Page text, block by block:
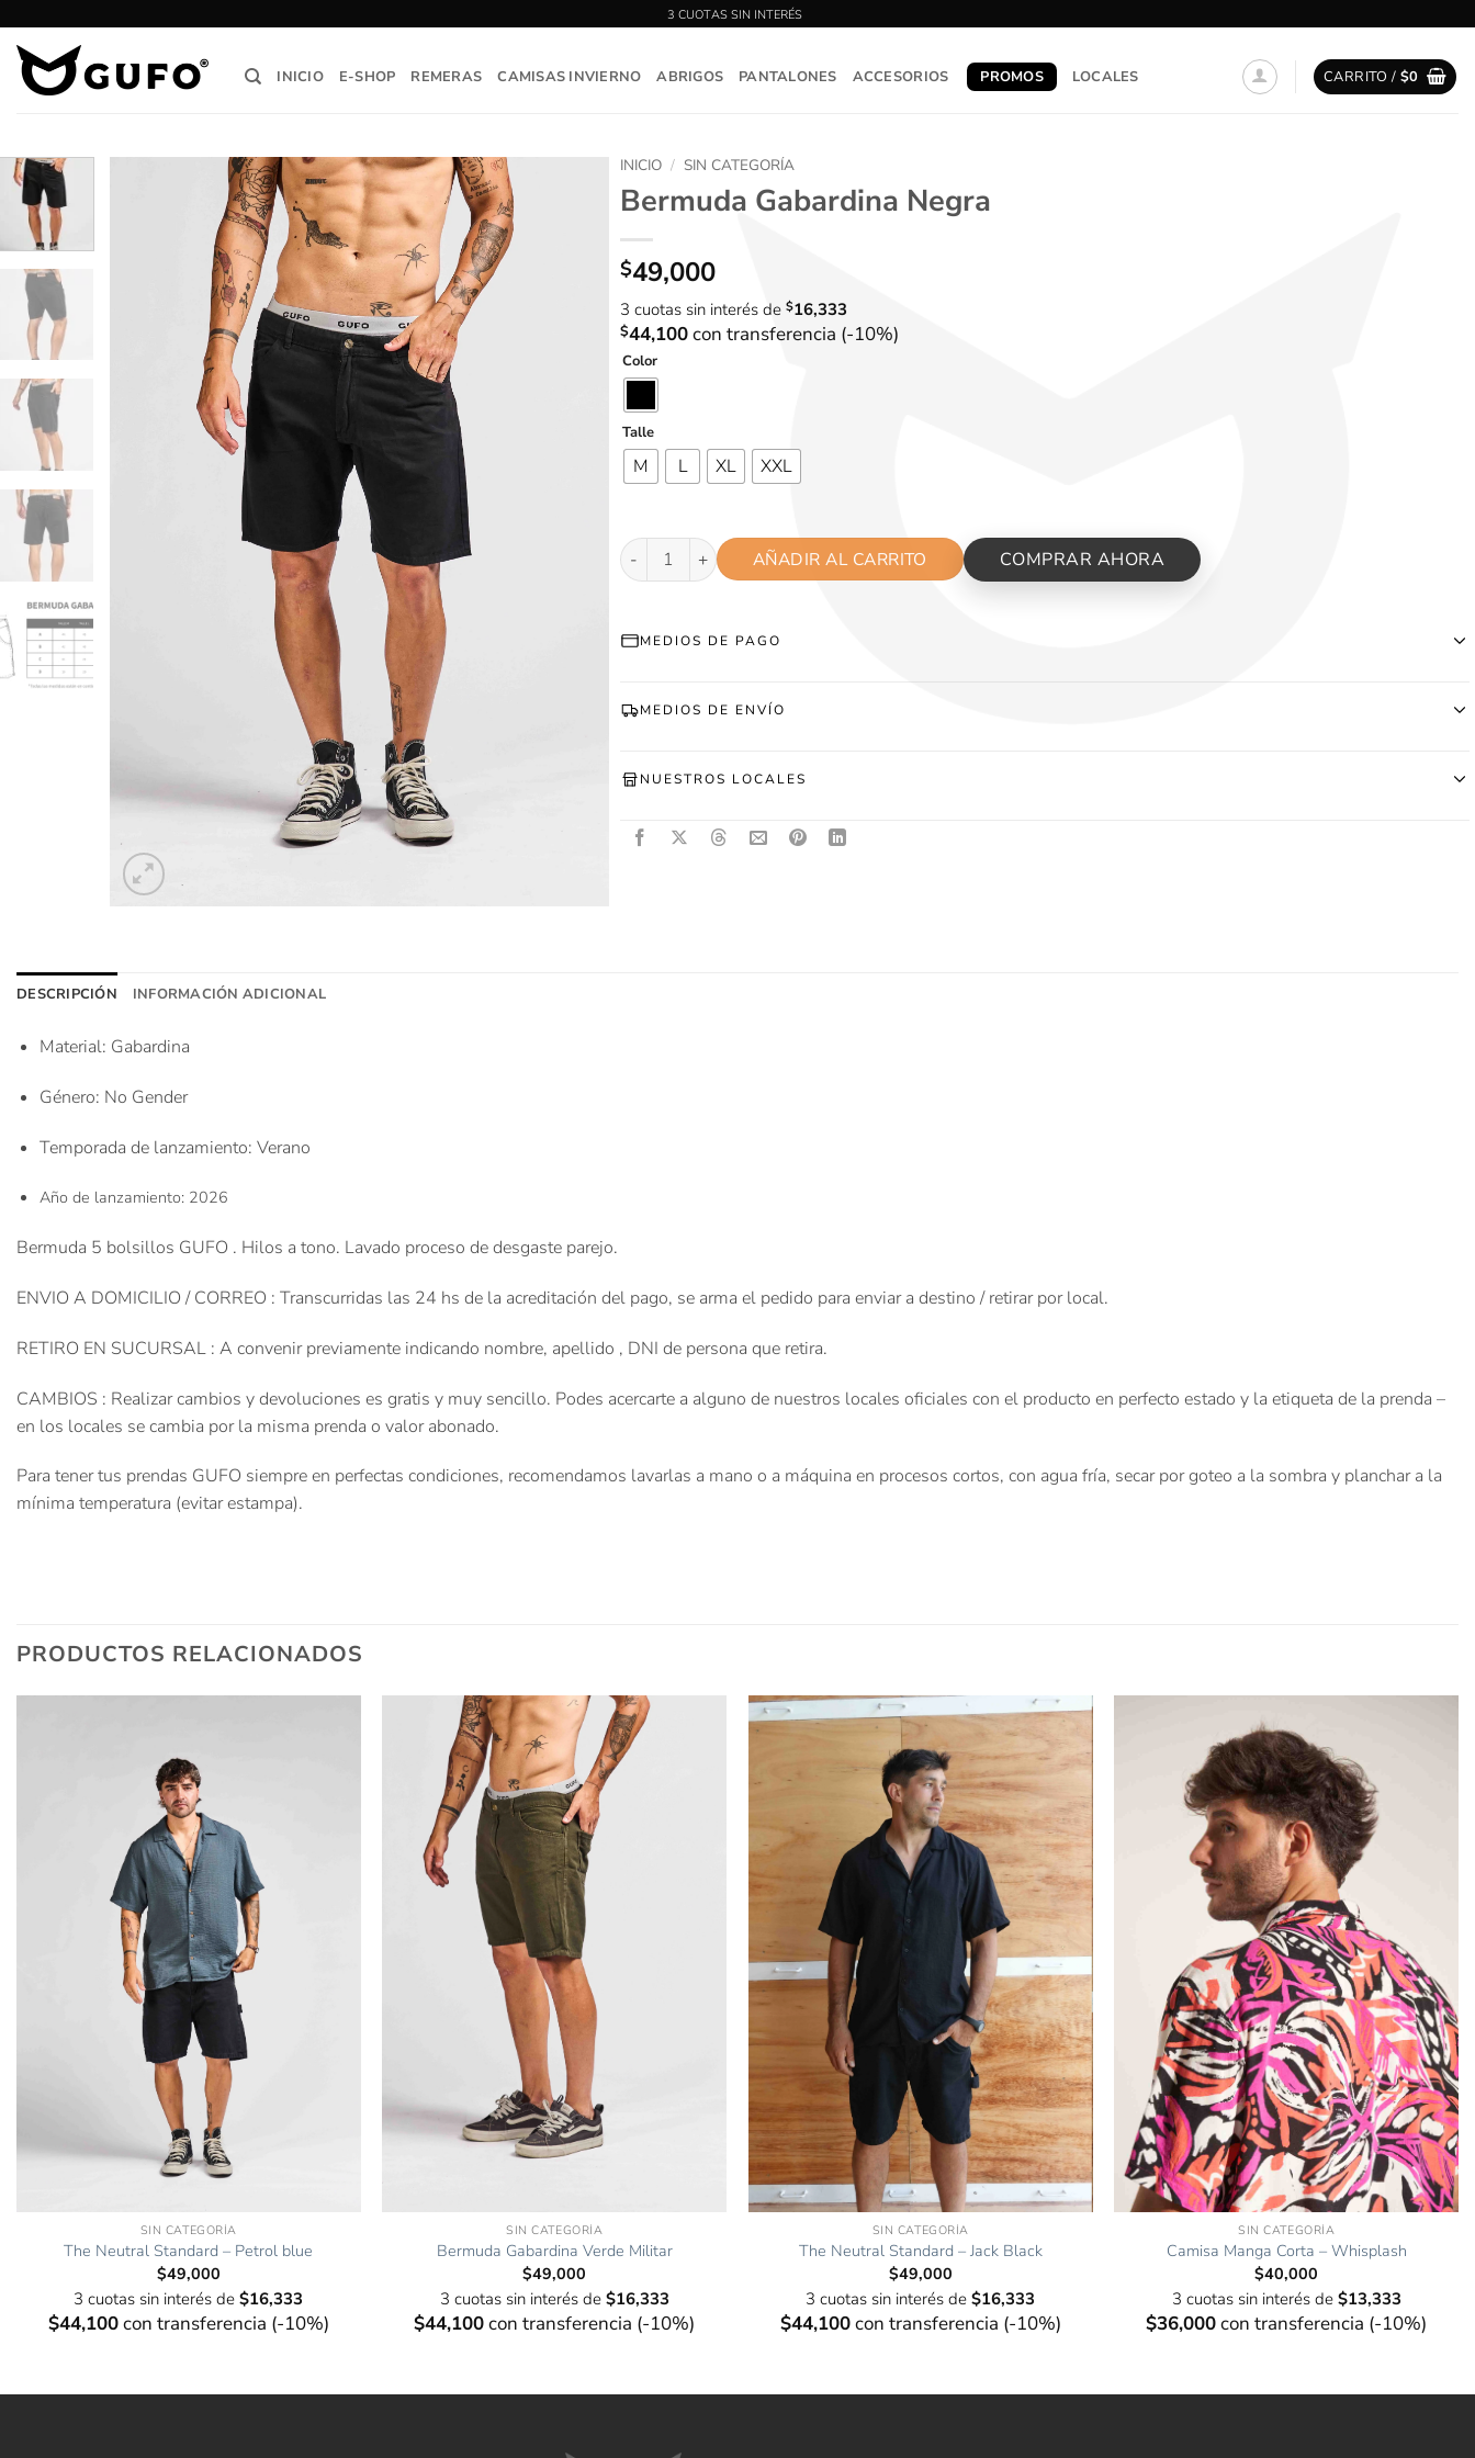
contenido
INICIO E-SHOP REMERAS CAMISAS INVIERNO ABRIGOS PANTALONES ACCESORIOS PROMOS LOCALES CARRITO / $0
INICIO / SIN CATEGORÍA
Bermuda Gabardina Negra
$49,000
3 cuotas sin interés de $16,333
$44,100con transferencia (-10%)
Color
Talle
M L XL XXL
Bermuda Gabardina Negra cantidad
AÑADIR AL CARRITO COMPRAR AHORA
MEDIOS DE PAGO
MEDIOS DE ENVÍO
NUESTROS LOCALES
DESCRIPCIÓN INFORMACIÓN ADICIONAL
Material: Gabardina
Género: No Gender
Temporada de lanzamiento: Verano
Año de lanzamiento: 2026
Bermuda 5 bolsillos GUFO . Hilos a tono. Lavado proceso de desgaste parejo.
ENVIO A DOMICILIO / CORREO : Transcurridas las 24 hs de la acreditación del pago, se arma el pedido para enviar a destino / retirar por local.
RETIRO EN SUCURSAL : A convenir previamente indicando nombre, apellido , DNI de persona que retira.
CAMBIOS : Realizar cambios y devoluciones es gratis y muy sencillo. Podes acercarte a alguno de nuestros locales oficiales con el producto en perfecto estado y la etiqueta de la prenda –
en los locales se cambia por la misma prenda o valor abonado.
Para tener tus prendas GUFO siempre en perfectas condiciones, recomendamos lavarlas a mano o a máquina en procesos cortos, con agua fría, secar por goteo a la sombra y planchar a la
mínima temperatura (evitar estampa).
PRODUCTOS RELACIONADOS
SIN CATEGORÍA
The Neutral Standard – Petrol blue
$49,000
3 cuotas sin interés de$16,333
$44,100con transferencia (-10%)
SIN CATEGORÍA
Bermuda Gabardina Verde Militar
$49,000
3 cuotas sin interés de $16,333
$44,100con transferencia (-10%)
SIN CATEGORÍA
The Neutral Standard – Jack Black
$49,000
3 cuotas sin interés de$16,333
$44,100con transferencia (-10%)
SIN CATEGORÍA
Camisa Manga Corta – Whisplash
$40,000
3 cuotas sin interés de $13,333
$36,000con transferencia (-10%)